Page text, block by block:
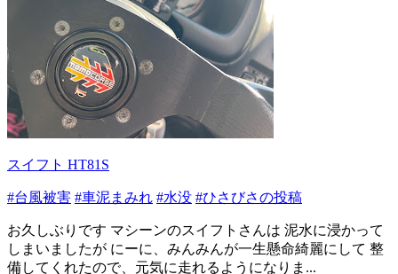
スイフト HT81S
#台風被害 #車泥まみれ #水没 #ひさびさの投稿
お久しぶりです マシーンのスイフトさんは 泥水に浸かって
しまいましたが にーに、みんみんが一生懸命綺麗にして 整
備してくれたので、元気に走れるようになりま...